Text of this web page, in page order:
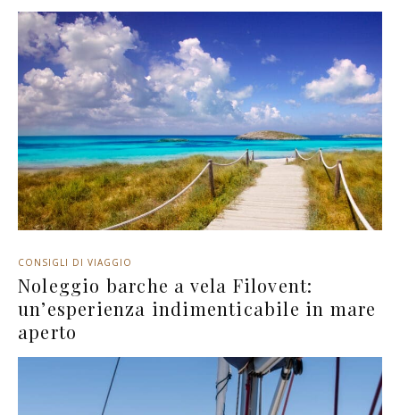
CONSIGLI DI VIAGGIO
Noleggio barche a vela Filovent:
un’esperienza indimenticabile in mare
aperto